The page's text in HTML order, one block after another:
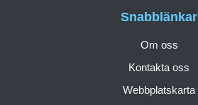
Snabblänkar
Om oss
Kontakta oss
Webbplatskarta